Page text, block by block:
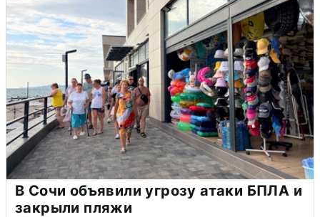
В Сочи объявили угрозу атаки БПЛА и
закрыли пляжи